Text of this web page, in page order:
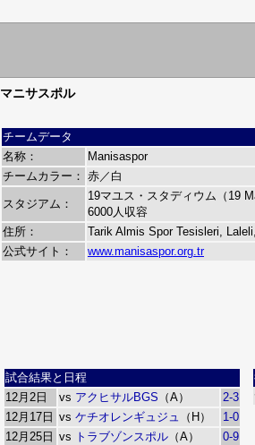
マニサスポル
チームデータ
名称：
Manisaspor
チームカラー： 赤／白
スタジアム：
19マユス・スタディウム（19
6000人収容
住所：
Tarik Almis Spor Tesisleri,
公式サイト：
www.manisaspor.org.tr
試合結果と日程
12月2日
vs アクヒサルBGS （A）
2-3
12月17日 vs ケチオレンギュジュ （H）
1-0
12月25日 vs トラブゾンスポル （A）
0-9